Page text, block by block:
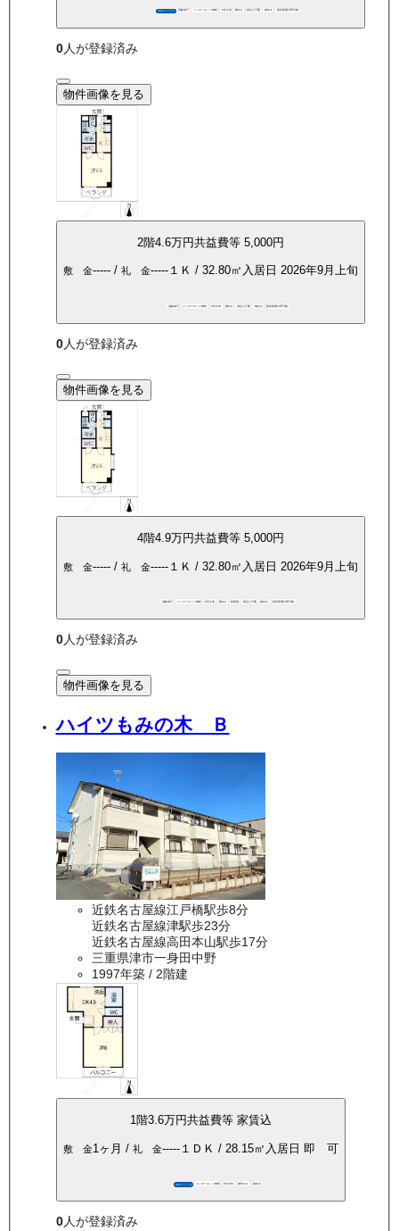
360°パノラマ 高齢者可 インターネット無料 P空き有 敷礼0 保証人不要 南向き 家具家電付帯可能
0人が登録済み
物件画像を見る
2階4.6万円共益費等 5,000円
敷 金-----/ 礼 金-----１Ｋ / 32.80㎡ 入居日 2026年9月上旬
高齢者可 インターネット無料 P空き有 敷礼0 保証人不要 南向き 家具家電付帯可能
0人が登録済み
物件画像を見る
4階4.9万円共益費等 5,000円
敷 金-----/ 礼 金-----１Ｋ / 32.80㎡ 入居日 2026年9月上旬
高齢者可 インターネット無料 P空き有 敷礼0 角部屋 保証人不要 南向き 家具家電付帯可能
0人が登録済み
物件画像を見る
ハイツもみの木 Ｂ
近鉄名古屋線江戸橋駅歩8分
近鉄名古屋線津駅歩23分
近鉄名古屋線高田本山駅歩17分
三重県津市一身田中野
1997年築/ 2階建
1階3.6万円共益費等 家賃込
敷 金1ヶ月 / 礼 金-----１ＤＫ / 28.15㎡ 入居日 即 可
360°パノラマ インターネット無料 P空き有 都市ガス 南向き
0人が登録済み